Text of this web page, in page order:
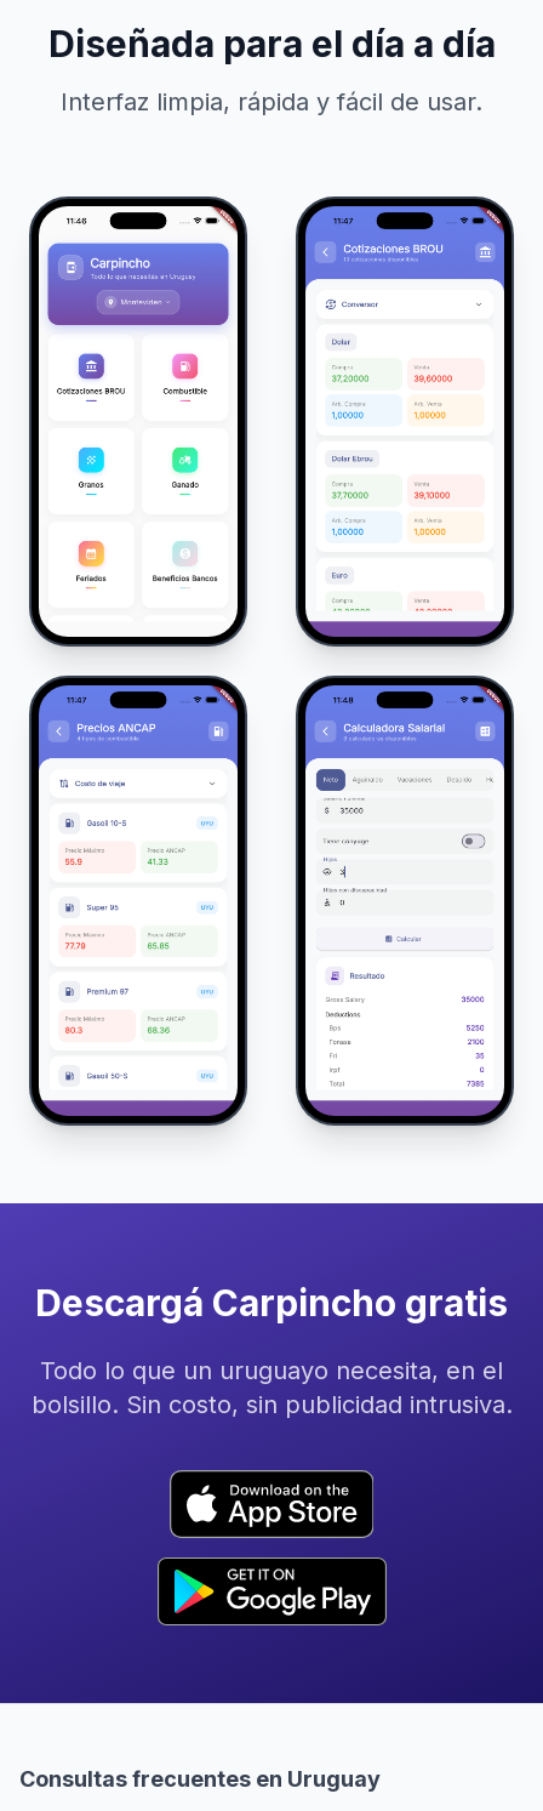
Diseñada para el día a día
Interfaz limpia, rápida y fácil de usar.
Descargá Carpincho gratis
Todo lo que un uruguayo necesita, en el
bolsillo. Sin costo, sin publicidad intrusiva.
Consultas frecuentes en Uruguay